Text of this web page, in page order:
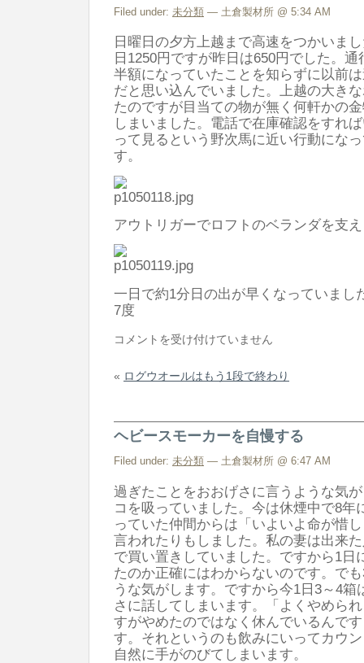
う
Filed under: 未分類 — 土倉製材所 @ 5:34 AM
日曜日の夕方上越まで高速をつかいま
日1250円ですが昨日は650円でした。
半額になっていたことを知らずに以前
だと思い込んでいました。上越の大き
たのですが目当ての物が無く何軒かの
しまいました。電話で在庫確認をすれ
って見るという野次馬に近い行動にな
す。
アウトリガーでロフトのベランダを支
一日で約1分日の出が早くなってい
7度
も
と
か
っ
た
コメントを受け付けていません
« ログウオールはもう1段で終わり
ヘビースモーカーを自慢する
Filed under: 未分類 — 土倉製材所 @ 6:47 AM
過ぎたことをおおげさに言うような気
コを吸っていました。今は休煙中で8年
っていた仲間からは「いよいよ命が惜
言われたりもしました。私の妻は出来
で買い置きしていました。ですから1日
たのか正確にはわからないのです。で
うな気がします。ですから今1日3～4箱
さに話してしまいます。「よくやめら
すがやめたのではなく休んでいるんで
す。それというのも飲みにいってカウ
自然に手がのびてしまいます。